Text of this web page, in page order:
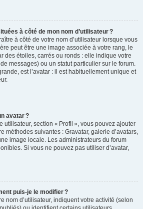
à côté de mon nom d’utilisateur ?
à côté de votre nom d’utilisateur lorsque vous
peut être une image associée à votre rang, le
des étoiles, carrés ou ronds : elle indique votre
messages) ou un statut particulier sur le forum.
est l’avatar : il est habituellement unique et
avatar ?
utilisateur, section « Profil », vous pouvez ajouter
méthodes suivantes : Gravatar, galerie d’avatars,
image locale. Les administrateurs du forum
Si vous ne pouvez pas utiliser d’avatar,
puis-je le modifier ?
nom d’utilisateur, indiquent votre activité (selon